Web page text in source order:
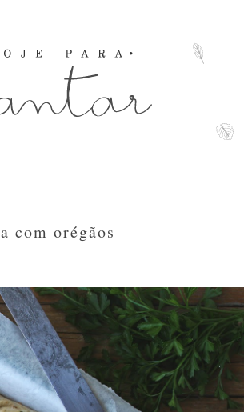
com orégãos